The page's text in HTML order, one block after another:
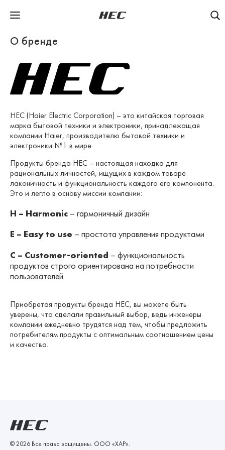
О бренде
HEC (Haier Electric Corporation) – это китайская торговая
марка бытовой техники и электроники, принадлежащая
компании Haier, производителю бытовой техники и
электроники №1 в мире.
Продукты бренда HEC – настоящая находка для
рациональных личностей, ищущих в каждом товаре
лаконичность и функциональность каждого его компонента.
Это и легло в основу миссии компании:
H – Harmonic – гармоничный дизайн
E – Easy to use – простота управления продуктами
C – Customer-oriented – функциональность
продуктов строго ориентирована на потребности
пользователей
Приобретая продукты бренда HEC, вы можете быть
уверены, что сделали правильный выбор, ведь инженеры
компании ежедневно трудятся над тем, чтобы предложить
потребителям продукты с оптимальным соотношением цены
и качества.
© 2026 Все права защищены. ООО «ХАР».